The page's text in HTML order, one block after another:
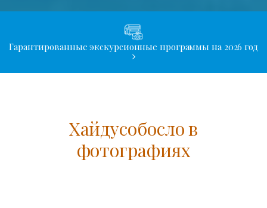
Гарантированные экскурсионные программы на 2026 год
Хайдусобосло в
фотографиях